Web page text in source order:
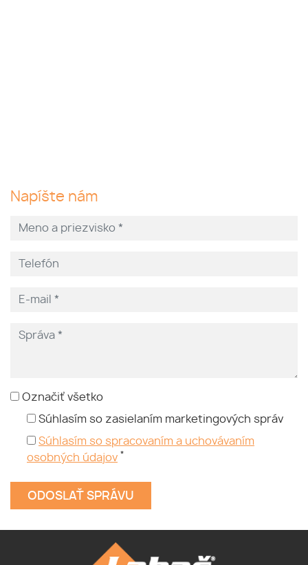
Napíšte nám
Označiť všetko
Súhlasím so zasielaním marketingových správ
Súhlasím so spracovaním a uchovávaním
osobných údajov *